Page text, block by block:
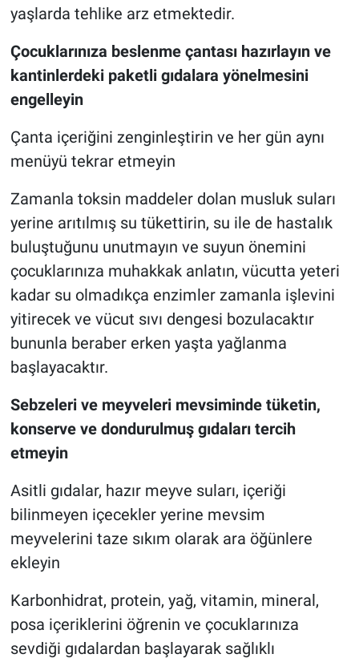
yaşlarda tehlike arz etmektedir.
Çocuklarınıza beslenme çantası hazırlayın ve
kantinlerdeki paketli gıdalara yönelmesini
engelleyin
Çanta içeriğini zenginleştirin ve her gün aynı
menüyü tekrar etmeyin
Zamanla toksin maddeler dolan musluk suları
yerine arıtılmış su tükettirin, su ile de hastalık
buluştuğunu unutmayın ve suyun önemini
çocuklarınıza muhakkak anlatın, vücutta yeteri
kadar su olmadıkça enzimler zamanla işlevini
yitirecek ve vücut sıvı dengesi bozulacaktır
bununla beraber erken yaşta yağlanma
başlayacaktır.
Sebzeleri ve meyveleri mevsiminde tüketin,
konserve ve dondurulmuş gıdaları tercih
etmeyin
Asitli gıdalar, hazır meyve suları, içeriği
bilinmeyen içecekler yerine mevsim
meyvelerini taze sıkım olarak ara öğünlere
ekleyin
Karbonhidrat, protein, yağ, vitamin, mineral,
posa içeriklerini öğrenin ve çocuklarınıza
sevdiği gıdalardan başlayarak sağlıklı